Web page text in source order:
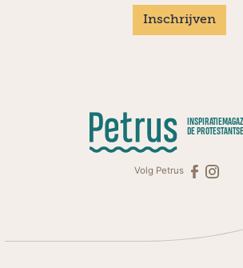
Inschrijven
DE
Volg Petrus